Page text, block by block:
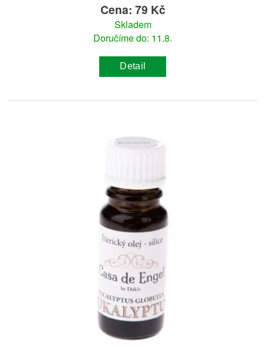
Cena: 79 Kč
Skladem
Doručíme do: 11.8.
Detail